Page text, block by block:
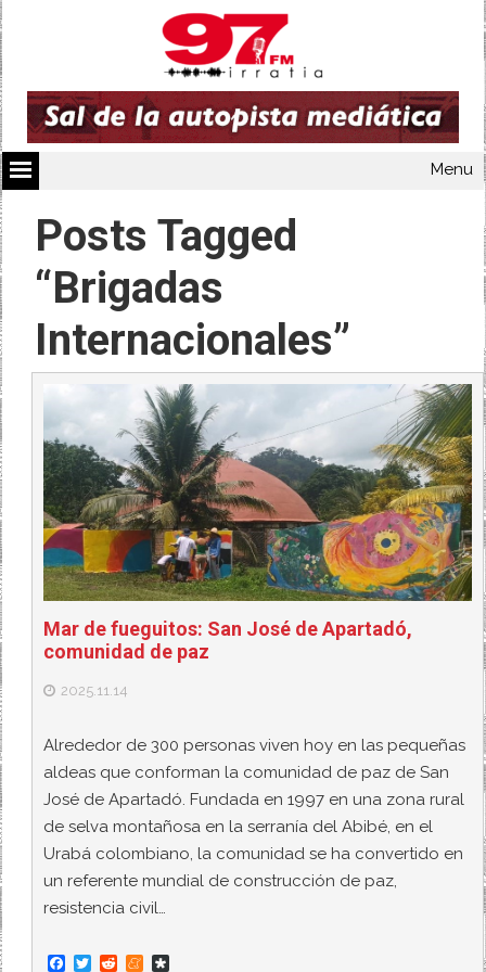
Menu
Posts Tagged
“Brigadas
Internacionales”
Mar de fueguitos: San José de Apartadó,
comunidad de paz
2025.11.14
Alrededor de 300 personas viven hoy en las pequeñas
aldeas que conforman la comunidad de paz de San
José de Apartadó. Fundada en 1997 en una zona rural
de selva montañosa en la serranía del Abibé, en el
Urabá colombiano, la comunidad se ha convertido en
un referente mundial de construcción de paz,
resistencia civil…
F
T
R
M